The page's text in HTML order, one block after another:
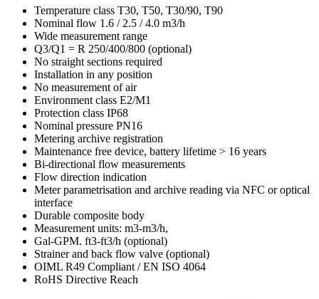
Temperature class T30, T50, T30/90, T90
Nominal flow 1.6 / 2.5 / 4.0 m3/h
Wide measurement range
Q3/Q1 = R 250/400/800 (optional)
No straight sections required
Installation in any position
No measurement of air
Environment class E2/M1
Protection class IP68
Nominal pressure PN16
Metering archive registration
Maintenance free device, battery lifetime > 16 years
Bi-directional flow measurements
Flow direction indication
Meter parametrisation and archive reading via NFC or optical
interface
Durable composite body
Measurement units: m3-m3/h,
Gal-GPM. ft3-ft3/h (optional)
Strainer and back flow valve (optional)
OIML R49 Compliant / EN ISO 4064
RoHS Directive Reach